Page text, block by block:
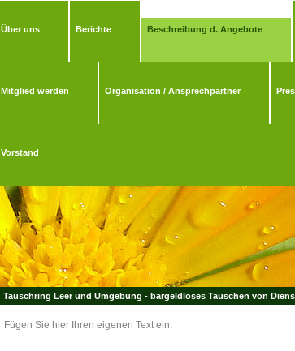
Über uns Berichte Beschreibung d. Angebote
Mitglied werden Organisation / Ansprechpartner
Vorstand
Tauschring Leer und Umgebung - bargeldloses Tauschen von
Fügen Sie hier Ihren eigenen Text ein.